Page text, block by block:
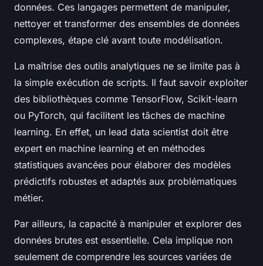
données. Ces langages permettent de manipuler,
nettoyer et transformer des ensembles de données
complexes, étape clé avant toute modélisation.
La maîtrise des outils analytiques ne se limite pas à
la simple exécution de scripts. Il faut savoir exploiter
des bibliothèques comme TensorFlow, Scikit-learn
ou PyTorch, qui facilitent les tâches de machine
learning. En effet, un lead data scientist doit être
expert en machine learning et en méthodes
statistiques avancées pour élaborer des modèles
prédictifs robustes et adaptés aux problématiques
métier.
Par ailleurs, la capacité à manipuler et explorer des
données brutes est essentielle. Cela implique non
seulement de comprendre les sources variées de